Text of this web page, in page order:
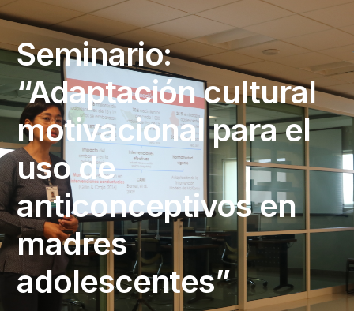
Seminario:
“Adaptación cultural
motivacional para el
uso de
anticonceptivos en
madres
adolescentes”